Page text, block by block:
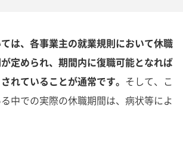
は、各事業主の就業規則において休職
定められ、期間内に復職可能となれば
れていることが通常です。 そして、こ
中での実際の休職期間は、病状等によ